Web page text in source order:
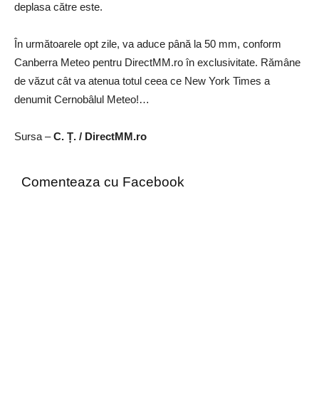
deplasa către este.
În următoarele opt zile, va aduce până la 50 mm, conform
Canberra Meteo pentru DirectMM.ro în exclusivitate. Rămâne
de văzut cât va atenua totul ceea ce New York Times a
denumit Cernobâlul Meteo!…
Sursa –C. Ț. / DirectMM.ro
Comenteaza cu Facebook